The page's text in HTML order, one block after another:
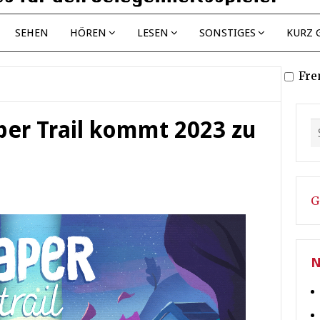
SEHEN HÖREN LESEN SONSTIGES KURZ
Trail kommt 2023 zu